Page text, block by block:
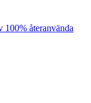
återanvända